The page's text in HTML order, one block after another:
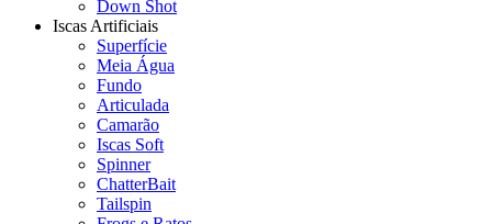
Down Shot
Iscas Artificiais
Superfície
Meia Água
Fundo
Articulada
Camarão
Iscas Soft
Spinner
ChatterBait
Tailspin